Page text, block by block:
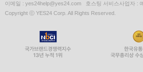
이메일 : yes24help@yes24.com 호스팅 서비스사업자 :
Copyright ⓒ YES24 Corp. All Rights Reserved.